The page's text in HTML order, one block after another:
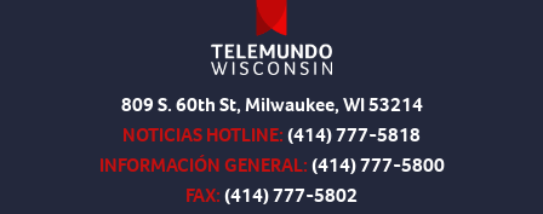
809 S. 60th St, Milwaukee, WI 53214
NOTICIAS HOTLINE:(414) 777-5818
INFORMACIÓN GENERAL:(414) 777-5800
FAX:(414) 777-5802